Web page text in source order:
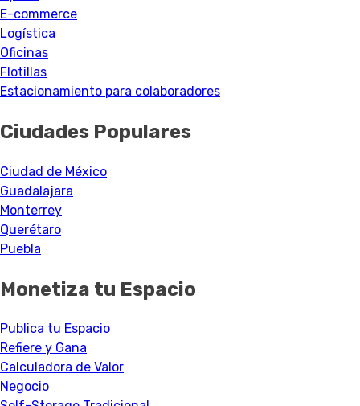
E-commerce
Logística
Oficinas
Flotillas
Estacionamiento para colaboradores
Ciudades Populares
Ciudad de México
Guadalajara
Monterrey
Querétaro
Puebla
Monetiza tu Espacio
Publica tu Espacio
Refiere y Gana
Calculadora de Valor
Negocio